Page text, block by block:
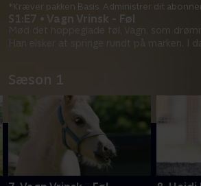
S1:E7 • Vagn Vrinsk - Føl
Mød det hoppeglade føl, Vagn, som
Han elsker at springe rundt på marken. I
*Kræver pakken Basis. Administrer dit
Sæson 1